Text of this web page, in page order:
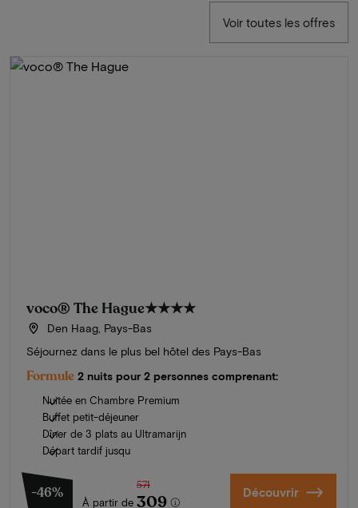
Voir toutes les offres
voco® The Hague★★★★
Den Haag, Pays-Bas
Séjournez dans le plus bel hôtel des Pays-Bas
Formule 2 nuits pour 2 personnes comprenant:
Nuitée en Chambre Premium
Buffet petit-déjeuner
Dîner de 3 plats au Ultramarijn
Départ tardif jusqu
-46%
À partir de
571
309 Découvrir